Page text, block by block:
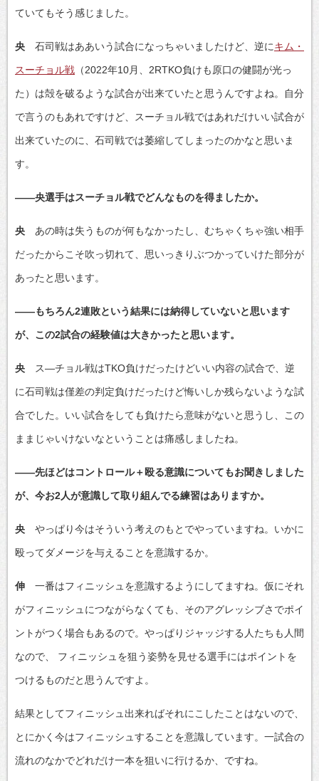
ていてもそう感じました。
央 石司戦はああいう試合になっちゃいましたけど、逆にキム・
スーチョル戦 （2022年10月、2RTKO負けも原口の健闘が光っ
た）は殻を破るような試合が出来ていたと思うんですよね。自分
で言うのもあれですけど、スーチョル戦ではあれだけいい試合が
出来ていたのに、石司戦では萎縮してしまったのかなと思いま
す。
――央選手はスーチョル戦でどんなものを得ましたか。
央 あの時は失うものが何もなかったし、むちゃくちゃ強い相手
だったからこそ吹っ切れて、思いっきりぶつかっていけた部分が
あったと思います。
――もちろん2連敗という結果には納得していないと思います
が、この2試合の経験値は大きかったと思います。
央 ス―チョル戦はTKO負けだったけどいい内容の試合で、逆
に石司戦は僅差の判定負けだったけど悔いしか残らないような試
合でした。いい試合をしても負けたら意味がないと思うし、この
ままじゃいけないなということは痛感しましたね。
――先ほどはコントロール＋殴る意識についてもお聞きしました
が、今お2人が意識して取り組んでる練習はありますか。
央 やっぱり今はそういう考えのもとでやっていますね。いかに
殴ってダメージを与えることを意識するか。
伸 一番はフィニッシュを意識するようにしてますね。仮にそれ
がフィニッシュにつながらなくても、そのアグレッシブさでポイ
ントがつく場合もあるので。やっぱりジャッジする人たちも人間
なので、 フィニッシュを狙う姿勢を見せる選手にはポイントを
つけるものだと思うんですよ。
結果としてフィニッシュ出来ればそれにこしたことはないので、
とにかく今はフィニッシュすることを意識しています。一試合の
流れのなかでどれだけ一本を狙いに行けるか、ですね。